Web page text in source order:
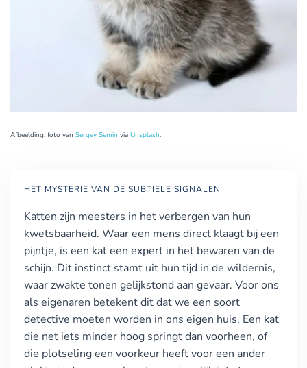
Afbeelding: foto van Sergey Semin via Unsplash.
HET MYSTERIE VAN DE SUBTIELE SIGNALEN
Katten zijn meesters in het verbergen van hun
kwetsbaarheid. Waar een mens direct klaagt bij een
pijntje, is een kat een expert in het bewaren van de
schijn. Dit instinct stamt uit hun tijd in de wildernis,
waar zwakte tonen gelijkstond aan gevaar. Voor ons
als eigenaren betekent dit dat we een soort
detective moeten worden in ons eigen huis. Een kat
die net iets minder hoog springt dan voorheen, of
die plotseling een voorkeur heeft voor een ander